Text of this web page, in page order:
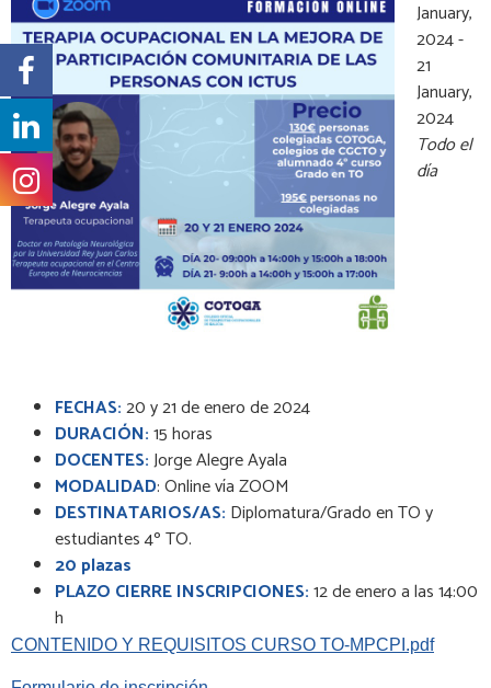
January,
2024 -
21
January,
2024
Todo el
día
FECHAS:20 y 21 de enero de 2024
DURACIÓN:15 horas
DOCENTES:Jorge Alegre Ayala
MODALIDAD: Online vía ZOOM
DESTINATARIOS/AS: Diplomatura/Grado en TO y
estudiantes 4º TO.
20 plazas
PLAZO CIERRE INSCRIPCIONES:12 de enero a las 14:00
h
CONTENIDO Y REQUISITOS CURSO TO-MPCPI.pdf